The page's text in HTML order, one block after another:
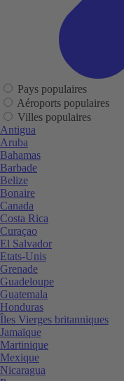
Pays populaires
Aéroports populaires
Villes populaires
Antigua
Aruba
Bahamas
Barbade
Belize
Bonaire
Canada
Costa Rica
Curaçao
El Salvador
Etats-Unis
Grenade
Guadeloupe
Guatemala
Honduras
Îles Vierges britanniques
Jamaïque
Martinique
Mexique
Nicaragua